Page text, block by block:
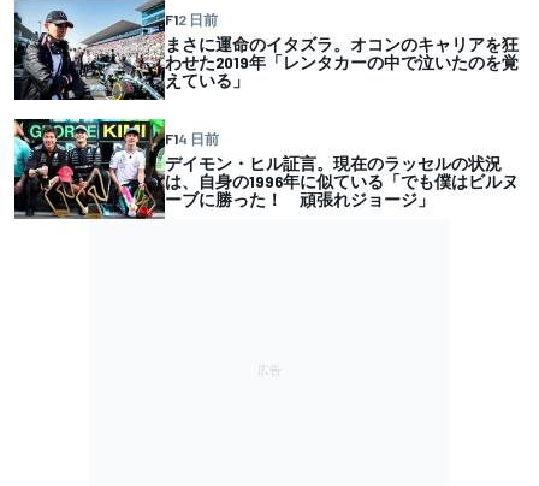
F12 日前
まさに運命のイタズラ。オコンのキャリアを狂
わせた2019年「レンタカーの中で泣いたのを覚
えている」
F14 日前
デイモン・ヒル証言。現在のラッセルの状況
は、自身の1996年に似ている「でも僕はビルヌ
ーブに勝った！ 頑張れジョージ」